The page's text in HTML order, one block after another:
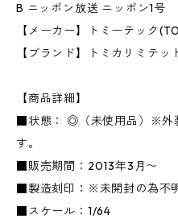
B ニッポン放送 ニッポン1号
【メーカー】トミーテック
【ブランド】トミカリミテッ
【商品詳細】
■状態： ◎（未使用品）※外
す。
■販売期間：2013年3月〜
■製造刻印：※未開封の為不
■スケール：1/64